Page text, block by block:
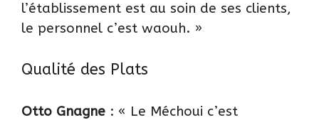
l’établissement est au soin de ses clients,
le personnel c’est waouh. »
Qualité des Plats
Otto Gnagne : « Le Méchoui c’est